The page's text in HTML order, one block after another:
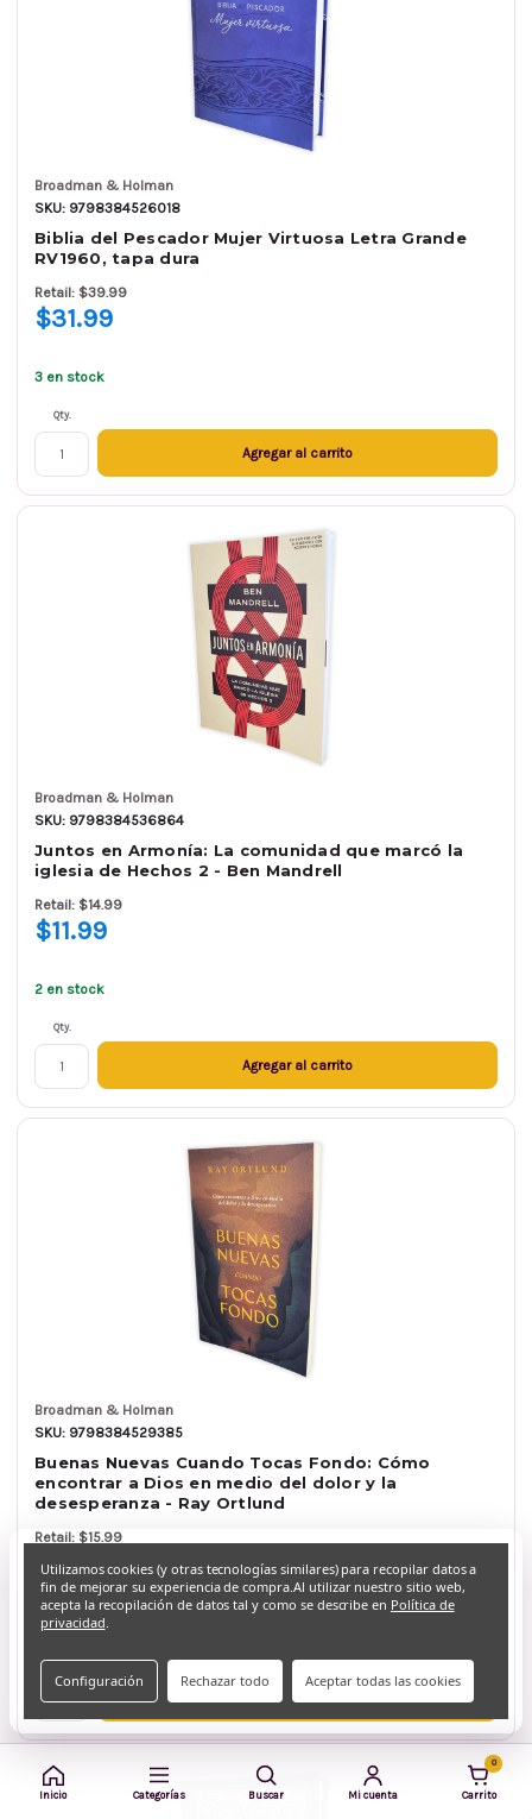
Inicio Categorías Buscar Mi cuenta
0
Carrito
Broadman & Holman
SKU: 9798384526018
Biblia del Pescador Mujer Virtuosa Letra Grande
RV1960, tapa dura
Retail: $39.99
$31.99
3 en stock
Qty.
Agregar al carrito
Broadman & Holman
SKU: 9798384536864
Juntos en Armonía: La comunidad que marcó la
iglesia de Hechos 2 - Ben Mandrell
Retail: $14.99
$11.99
2 en stock
Qty.
Agregar al carrito
Broadman & Holman
SKU: 9798384529385
Buenas Nuevas Cuando Tocas Fondo: Cómo
encontrar a Dios en medio del dolor y la
desesperanza - Ray Ortlund
Retail: $15.99
$12.79
2 en stock
Qty.
Agregar al carrito
Utilizamos cookies (y otras tecnologías similares) para recopilar datos a
fin de mejorar su experiencia de compra.Al utilizar nuestro sitio web,
acepta la recopilación de datos tal y como se describe en Política de
privacidad.
Configuración Rechazar todo Aceptar todas las cookies